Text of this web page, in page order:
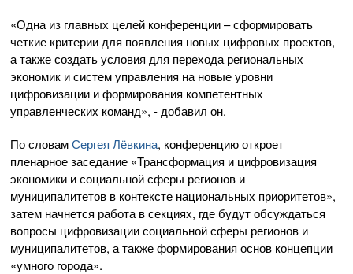
«Одна из главных целей конференции – сформировать
четкие критерии для появления новых цифровых проектов,
а также создать условия для перехода региональных
экономик и систем управления на новые уровни
цифровизации и формирования компетентных
управленческих команд», - добавил он.
По словамСергея Лёвкина, конференцию откроет
пленарное заседание «Трансформация и цифровизация
экономики и социальной сферы регионов и
муниципалитетов в контексте национальных приоритетов»,
затем начнется работа в секциях, где будут обсуждаться
вопросы цифровизации социальной сферы регионов и
муниципалитетов, а также формирования основ концепции
«умного города».